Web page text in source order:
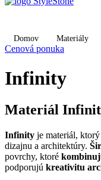
Domov Materiály
Cenová ponuka
Infinity
Materiál
Infinity je materiál, ktorý
dizajnu a architektúry.
povrchy, ktoré
podporujú kreativitu